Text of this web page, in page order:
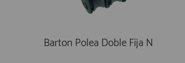
Barton Polea Doble Fija N